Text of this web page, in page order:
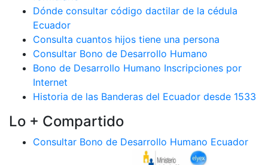
Dónde consultar código dactilar de la cédula
Ecuador
Consulta cuantos hijos tiene una persona
Consultar Bono de Desarrollo Humano
Bono de Desarrollo Humano Inscripciones por
Internet
Historia de las Banderas del Ecuador desde 1533
Lo + Compartido
Consultar Bono de Desarrollo Humano Ecuador